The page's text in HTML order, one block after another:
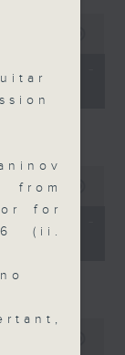
07:05 -
55:09
08:05 -
from
for
(ii.